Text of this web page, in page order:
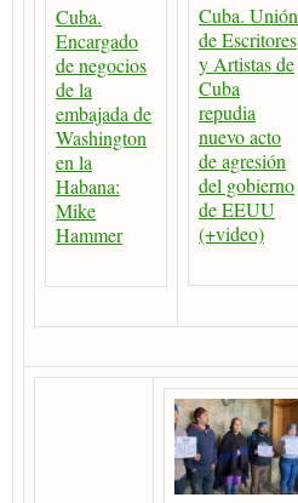
Cuba.
Encargado
de negocios
de la
embajada de
Washington
en la
Habana:
Mike
Hammer
Cuba. Unión
de Escritores
y Artistas de
Cuba
repudia
nuevo acto
de agresión
del gobierno
de EEUU
(+video)